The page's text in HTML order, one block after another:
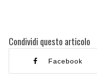
Condividi questo articolo
Facebook